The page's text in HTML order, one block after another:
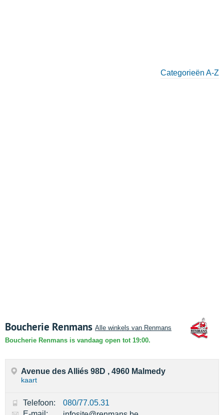
Categorieën A-Z
Boucherie Renmans Alle winkels van Renmans
Boucherie Renmans is vandaag open tot 19:00.
Avenue des Alliés 98D , 4960 Malmedy
kaart
Telefoon:
080/77.05.31